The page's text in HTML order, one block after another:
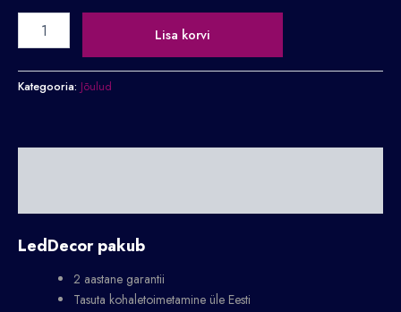
Lisa korvi
Kategooria: Jõulud
LedDecor pakub
2 aastane garantii
Tasuta kohaletoimetamine üle Eesti